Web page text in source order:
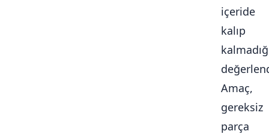
içeride
kalıp
Amaç,
gereksiz
parça